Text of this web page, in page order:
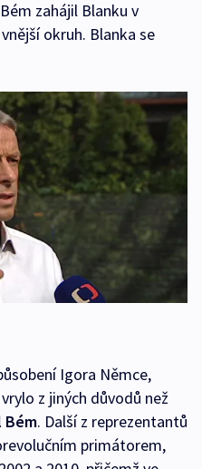
zahájil Blanku v
okruh. Blanka se
Igora Němce,
z jiných důvodů než
Bém. Další z reprezentantů
primátorem,